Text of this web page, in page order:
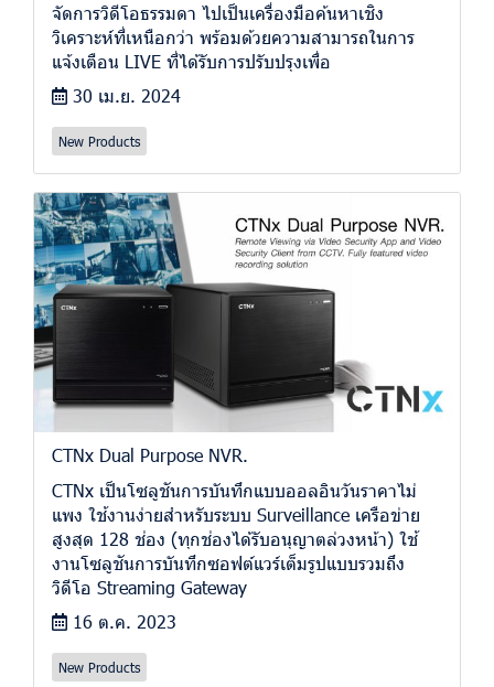
จัดการวิดีโอธรรมดา ไปเป็นเครื่องมือค้นหาเชิง
วิเคราะห์ที่เหนือกว่า พร้อมด้วยความสามารถในการ
แจ้งเตือน LIVE ที่ได้รับการปรับปรุงเพื่อ
30 เม.ย. 2024
New Products
CTNx Dual Purpose NVR.
CTNx เป็นโซลูชันการบันทึกแบบออลอินวันราคาไม่
แพง ใช้งานง่ายสำหรับระบบ Surveillance เครือข่าย
สูงสุด 128 ช่อง (ทุกช่องได้รับอนุญาตล่วงหน้า) ใช้
งานโซลูชันการบันทึกซอฟต์แวร์เต็มรูปแบบรวมถึง
วิดีโอ Streaming Gateway
16 ต.ค. 2023
New Products